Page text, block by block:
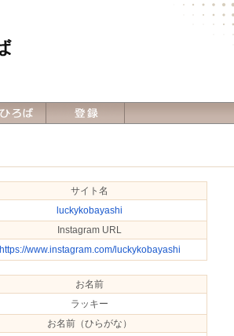
サイト名
luckykobayashi
Instagram URL
https://www.instagram.com/luckykobayashi
お名前
ラッキー
お名前（ひらがな）